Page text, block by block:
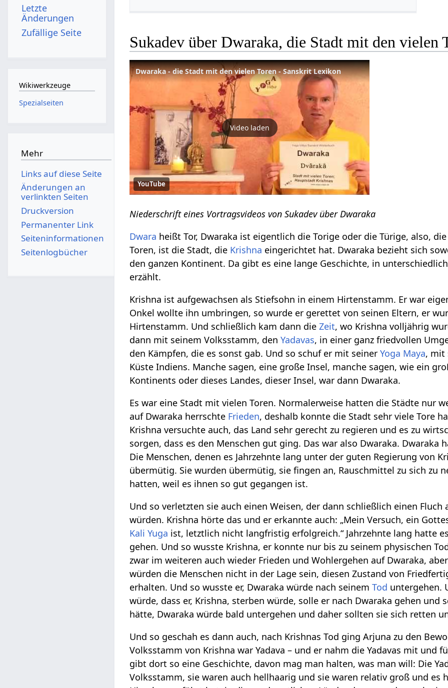
Sukadev über Dwaraka, die Stadt mit den vielen
Dwaraka - die Stadt mit den vielen Toren - Sanskrit Lexikon
Video laden
YouTube
Niederschrift eines Vortragsvideos von Sukadev über Dwaraka
Dwara heißt Tor, Dwaraka ist eigentlich die Torige oder die Türige, also,
Toren, ist die Stadt, die Krishna eingerichtet hat. Dwaraka bezieht sich
den ganzen Kontinent. Da gibt es eine lange Geschichte, in
erzählt.
Krishna ist aufgewachsen als Stiefsohn in einem Hirtenstamm. Er war
Onkel wollte ihn umbringen, so wurde er gerettet von seinen Eltern, er
Hirtenstamm. Und schließlich kam dann dieZeit, wo Krishna volljährig
dann mit seinem Volksstamm, denYadavas, in einer ganz friedvollen
den Kämpfen, die es sonst gab. Und so schuf er mit seinerYoga Maya, mit
Küste Indiens. Manche sagen, eine große Insel, manche sagen, wie ein
Kontinents oder dieses Landes, dieser Insel, war dann Dwaraka.
Es war eine Stadt mit vielen Toren. Normalerweise hatten die Städte nur
auf Dwaraka herrschte Frieden, deshalb konnte die Stadt sehr viele Tore
Krishna versuchte auch, das Land sehr gerecht zu regieren und es zu
sorgen, dass es den Menschen gut ging. Das war also Dwaraka. Dwaraka
Die Menschen, denen es Jahrzehnte lang unter der guten Regierung von
übermütig. Sie wurden übermütig, sie fingen an, Rauschmittel zu sich zu
hatten, weil es ihnen so gut gegangen ist.
Und so verletzten sie auch einen Weisen, der dann schließlich einen
würden. Krishna hörte das und er erkannte auch: „Mein Versuch, ein
Kali Yuga ist, letztlich nicht langfristig erfolgreich.“ Jahrzehnte lang hatte
gehen. Und so wusste Krishna, er konnte nur bis zu seinem physischen
zwar im weiteren auch wieder Frieden und Wohlergehen auf Dwaraka,
würden die Menschen nicht in der Lage sein, diesen Zustand von
erhalten. Und so wusste er, Dwaraka würde nach seinemTod untergehen.
würde, dass er, Krishna, sterben würde, solle er nach Dwaraka gehen und
hätte, Dwaraka würde bald untergehen und daher sollten sie sich retten
Und so geschah es dann auch, nach Krishnas Tod ging Arjuna zu den
Volksstamm von Krishna war Yadava – und er nahm die Yadavas mit und
gibt dort so eine Geschichte, davon mag man halten, was man will: Die
Volksstamm, sie waren auch hellhaarig und sie waren relativ groß und es
Letzte
Änderungen
Zufällige Seite
Wikiwerkzeuge
Spezialseiten
Mehr
Links auf diese Seite
Änderungen an
verlinkten Seiten
Druckversion
Permanenter Link
Seiten­­informationen
Seitenlogbücher